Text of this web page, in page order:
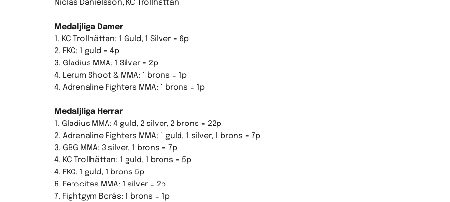
Niclas Danielsson, KC Trollhättan
Medaljliga Damer
1. KC Trollhättan: 1 Guld, 1 Silver = 6p
2. FKC: 1 guld = 4p
3. Gladius MMA: 1 Silver = 2p
4. Lerum Shoot & MMA: 1 brons = 1p
4. Adrenaline Fighters MMA: 1 brons = 1p
Medaljliga Herrar
1. Gladius MMA: 4 guld, 2 silver, 2 brons = 22p
2. Adrenaline Fighters MMA: 1 guld, 1 silver, 1 brons = 7p
3. GBG MMA: 3 silver, 1 brons = 7p
4. KC Trollhättan: 1 guld, 1 brons = 5p
4. FKC: 1 guld, 1 brons 5p
6. Ferocitas MMA: 1 silver = 2p
7. Fightgym Borås: 1 brons = 1p